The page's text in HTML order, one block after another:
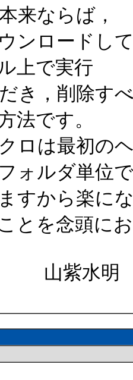
来ならば，
ンロードし
上で実行
き，削除す
法です。
ロは最初の
ォルダ単位で
すから楽に
とを念頭に
水明